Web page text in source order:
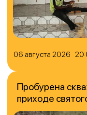
06 августа 2026
Пробурена
приходе